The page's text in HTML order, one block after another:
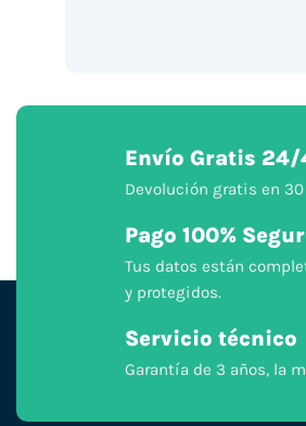
Envío Gratis 24/
Devolución gratis en
Pago 100%
Tus datos están
y protegidos.
Servicio técnico
Garantía de 3 años, la